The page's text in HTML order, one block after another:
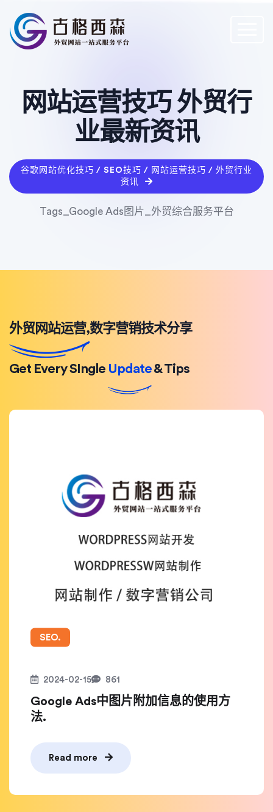
网站运营技巧 外贸行
业最新资讯
谷歌网站优化技巧 / SEO技巧 / 网站运营技巧 / 外贸行业
资讯
Tags_Google Ads图片_外贸综合服务平台
外贸网站运营,数字营销技术分享
Get Every SIngle Update& Tips
SEO.
2024-02-15 861
Google Ads中图片附加信息的使用方
法.
Read more